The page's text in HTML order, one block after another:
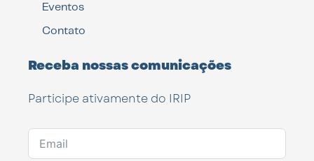
Eventos
Contato
Receba nossas comunicações
Participe ativamente do IRIP